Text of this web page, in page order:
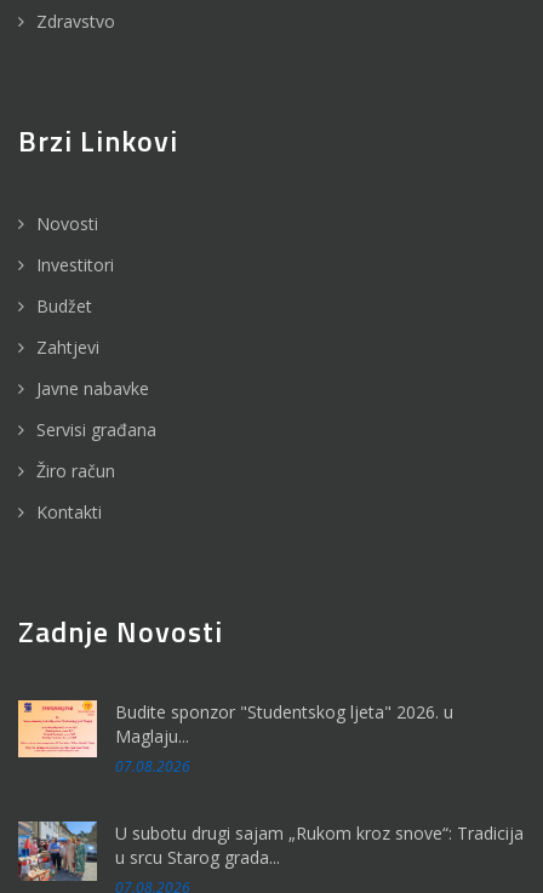
Zdravstvo
Brzi Linkovi
Novosti
Investitori
Budžet
Zahtjevi
Javne nabavke
Servisi građana
Žiro račun
Kontakti
Zadnje Novosti
Budite sponzor "Studentskog ljeta" 2026. u
Maglaju...
07.08.2026
U subotu drugi sajam „Rukom kroz snove“: Tradicija
u srcu Starog grada...
07.08.2026